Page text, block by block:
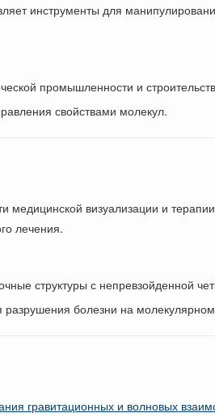
инструменты для
промышленности и
свойствами молекул.
визуализации и
лечения.
структуры с непревзойденной
болезни на
гравитационных и волновых